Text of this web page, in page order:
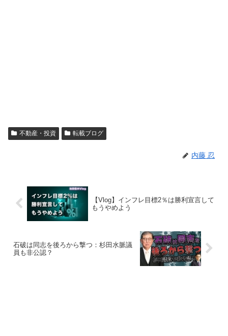
不動産・投資 転載ブログ
内藤 忍
【Vlog】インフレ目標2％は勝利宣言して
もうやめよう
石破は同志を後ろから撃つ：杉田水脈議
員も非公認？